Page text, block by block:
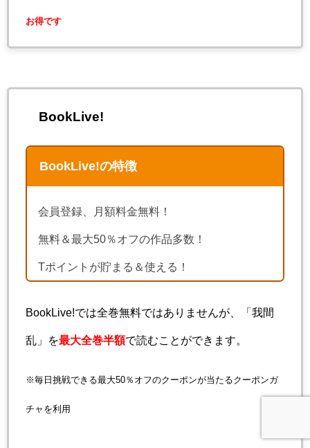
お得です
BookLive!
BookLive!の特徴
会員登録、月額料金無料！
無料＆最大50％オフの作品多数！
Tポイントが貯まる＆使える！
BookLive!では全巻無料ではありませんが、「我間
乱」を最大全巻半額で読むことができます。
※毎日挑戦できる最大50％オフのクーポンが当たるクーポンガ
チャを利用